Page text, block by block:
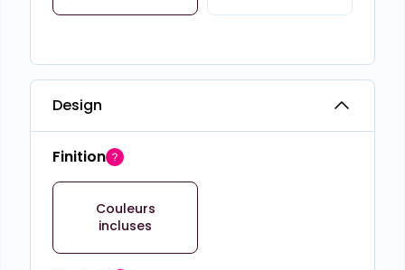
Design
Finition
Couleurs
incluses